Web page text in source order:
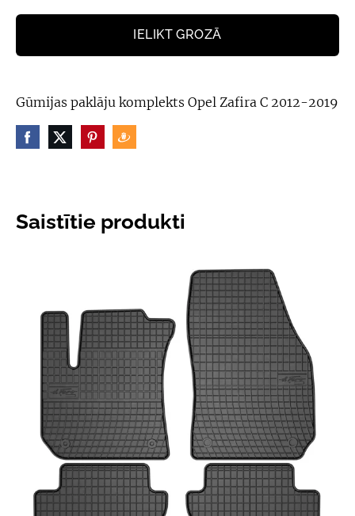
IELIKT GROZĀ
Gūmijas paklāju komplekts Opel Zafira C 2012-2019
Saistītie produkti